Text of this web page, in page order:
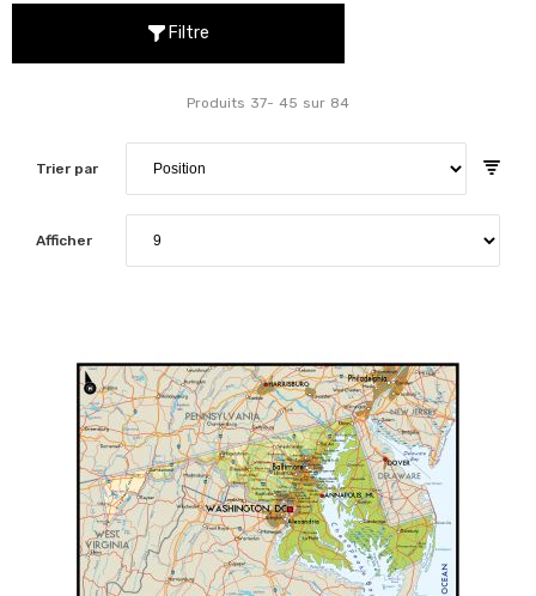
Filtre
Trier par
Produits 37- 45 sur 84
Afficher